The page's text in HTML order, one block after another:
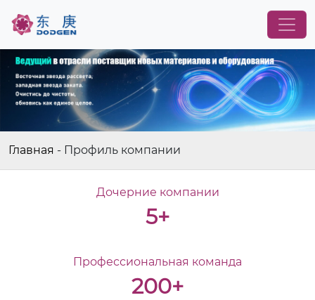
Главная - Профиль компании
Дочерние компании
5+
Профессиональная команда
200+